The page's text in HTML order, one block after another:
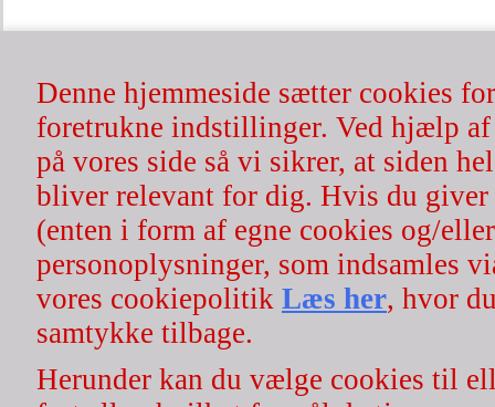
Denne hjemmeside sætter cookies
foretrukne indstillinger. Ved hjælp
på vores side så vi sikrer, at siden
bliver relevant for dig. Hvis du
(enten i form af egne cookies og/
personoplysninger, som indsamles
vores cookiepolitik Læs her, hvor
samtykke tilbage.
Herunder kan du vælge cookies til
For